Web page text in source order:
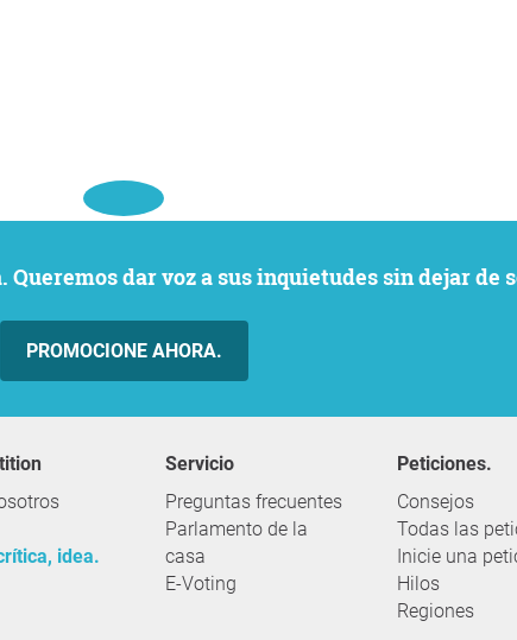
dar voz a sus inquietudes sin dejar de
PROMOCIONE AHORA.
idea.
servicio
Preguntas frecuentes
Parlamento de la
casa
E-Voting
Peticiones.
Consejos
Todas las
Inicie una
Hilos
Regiones